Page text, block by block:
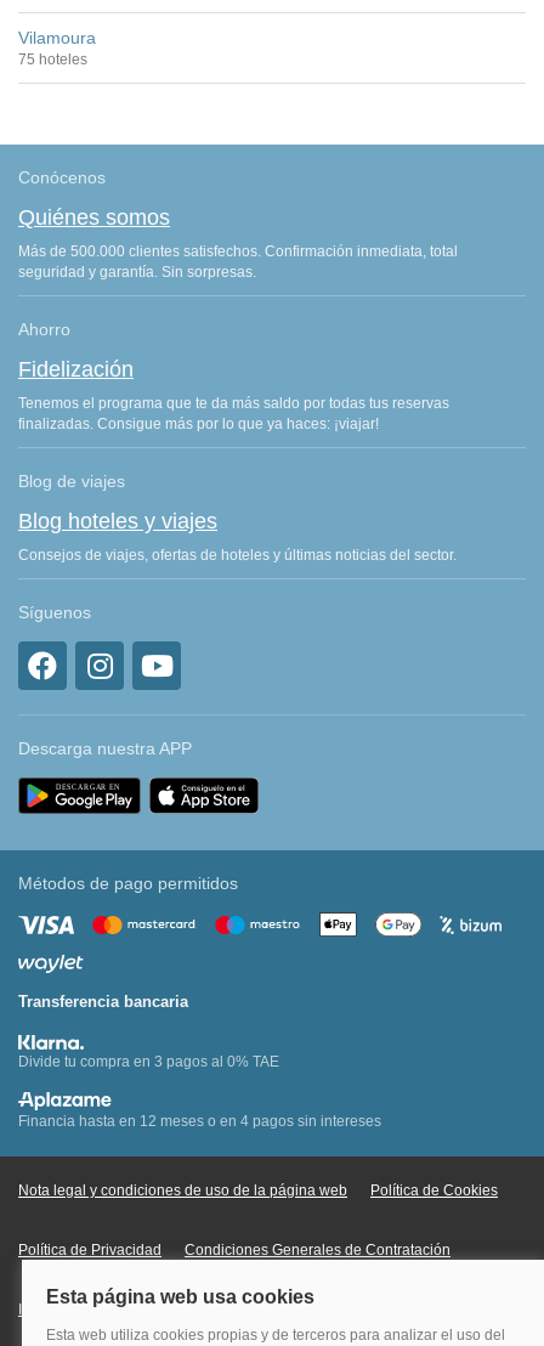
Vilamoura
75 hoteles
Conócenos
Quiénes somos
Más de 500.000 clientes satisfechos. Confirmación inmediata, total
seguridad y garantía. Sin sorpresas.
Ahorro
Fidelización
Tenemos el programa que te da más saldo por todas tus reservas
finalizadas. Consigue más por lo que ya haces: ¡viajar!
Blog de viajes
Blog hoteles y viajes
Consejos de viajes, ofertas de hoteles y últimas noticias del sector.
Síguenos
Descarga nuestra APP
Métodos de pago permitidos
Transferencia bancaria
Divide tu compra en 3 pagos al 0% TAE
Financia hasta en 12 meses o en 4 pagos sin intereses
Nota legal y condiciones de uso de la página web Política de Cookies
Política de Privacidad Condiciones Generales de Contratación
Información Legal sobre Mercados en Línea